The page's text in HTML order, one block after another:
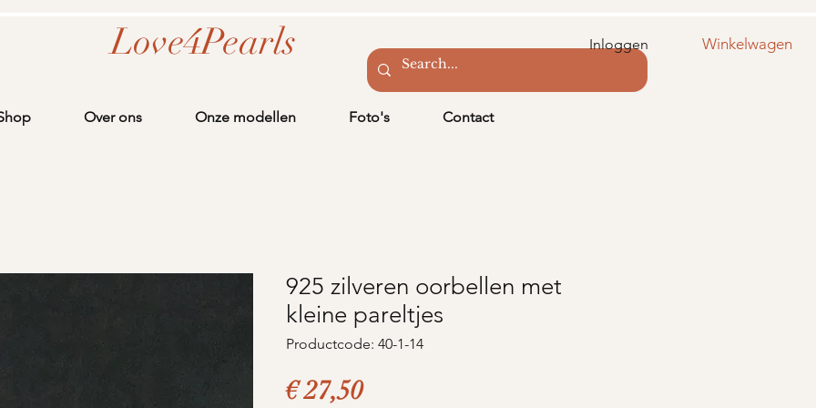
Winkelwagen
Inloggen
Love4Pearls
Over ons Onze modellen Foto's Contact
925 zilveren oorbellen met
kleine pareltjes
Productcode: 40-1-14
€ 27,50Prijs